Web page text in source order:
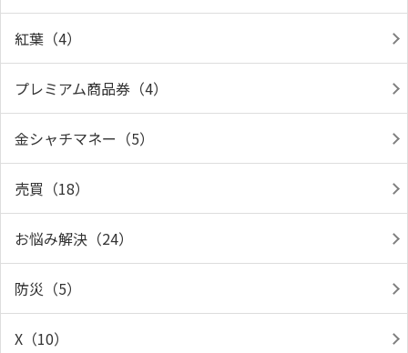
紅葉（4）
プレミアム商品券（4）
金シャチマネー（5）
売買（18）
お悩み解決（24）
防災（5）
X（10）